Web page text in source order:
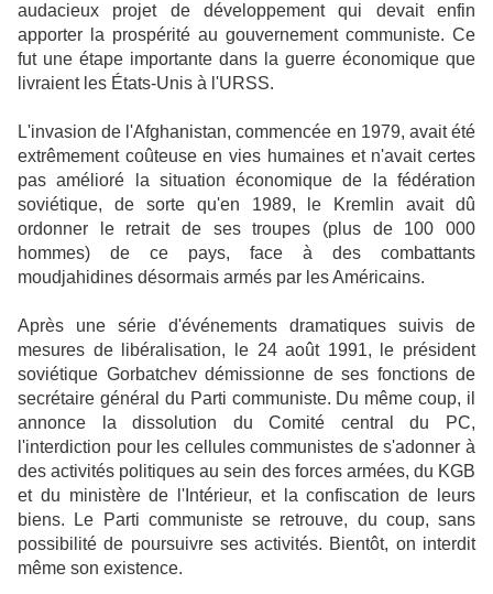
audacieux projet de développement qui devait enfin
apporter la prospérité au gouvernement communiste. Ce
fut une étape importante dans la guerre économique que
livraient les États-Unis à l'URSS.
L'invasion de l'Afghanistan, commencée en 1979, avait été
extrêmement coûteuse en vies humaines et n'avait certes
pas amélioré la situation économique de la fédération
soviétique, de sorte qu'en 1989, le Kremlin avait dû
ordonner le retrait de ses troupes (plus de 100 000
hommes) de ce pays, face à des combattants
moudjahidines désormais armés par les Américains.
Après une série d'événements dramatiques suivis de
mesures de libéralisation, le 24 août 1991, le président
soviétique Gorbatchev démissionne de ses fonctions de
secrétaire général du Parti communiste. Du même coup, il
annonce la dissolution du Comité central du PC,
l'interdiction pour les cellules communistes de s'adonner à
des activités politiques au sein des forces armées, du KGB
et du ministère de l'Intérieur, et la confiscation de leurs
biens. Le Parti communiste se retrouve, du coup, sans
possibilité de poursuivre ses activités. Bientôt, on interdit
même son existence.